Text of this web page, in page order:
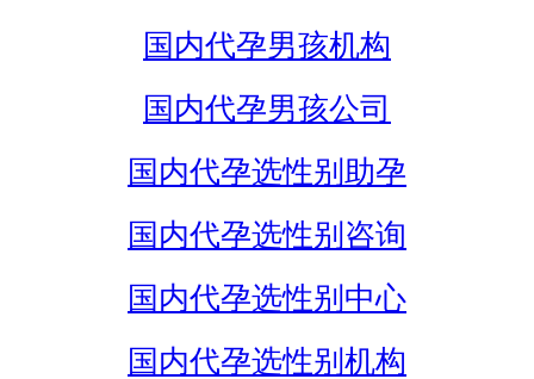
国内代孕男孩机构
国内代孕男孩公司
国内代孕选性别助孕
国内代孕选性别咨询
国内代孕选性别中心
国内代孕选性别机构